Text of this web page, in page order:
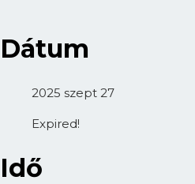
Dátum
2025 szept 27
Expired!
Idő